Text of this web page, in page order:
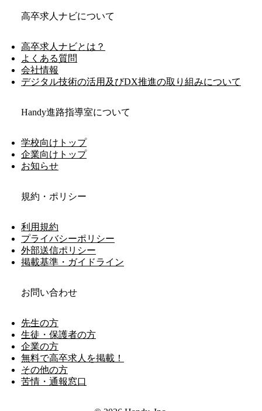
高卒求人ナビについて
高卒求人ナビとは？
よくある質問
会社情報
デジタル技術の活用及びDX推進の取り組みについて
Handy進路指導室について
学校向けトップ
企業向けトップ
お知らせ
規約・ポリシー
利用規約
プライバシーポリシー
外部送信ポリシー
掲載基準・ガイドライン
お問い合わせ
先生の方
生徒・保護者の方
企業の方
無料で高卒求人を掲載！
その他の方
苦情・通報窓口